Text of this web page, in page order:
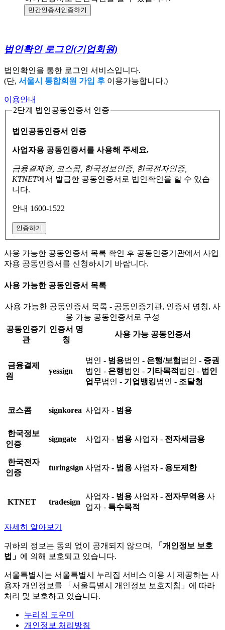
민간인증서 인증하기
법인확인 로그인(기업회원)
법인확인을 통한 로그인 서비스입니다.
(단, 서울시 통합회원 가입 후 이용가능합니다.)
이용안내
2단계 법인공동인증서 인증
법인공동인증서 인증
사업자용 공동인증서를 사용해 주세요.
금융결제원, 코스콤, 한국정보인증, 한국전자인증,
KTNET에서 발급한 공동인증서로 법인확인을 할 수 있습
니다.
안내 1600-1522
인증하기
사용 가능한 공동인증서 목록 확인 후 공동인증기관에서 사업
자용 공동인증서를 신청하시기 바랍니다.
사용 가능한 공동인증서 목록
사용 가능한 공동인증서 목록 - 공동인증기관, 인증서 명칭, 사
용 가능 공동인증서로 구성
공동인증기
관
인증서 명
칭
사용 가능 공동인증서
금융결제
원
yessign
법인 - 범용법인 - 은행/보험 법인 - 증권
법인 - 은행법인 - 기타목적 법인 - 법인
업무법인 - 기업뱅킹법인 - 조달청
코스콤 signkorea 사업자 - 범용
한국정보
인증
signgate 사업자 - 범용 사업자 - 전자세금용
한국전자
인증
turingsign 사업자 - 범용 사업자 - 용도제한
KTNET tradesign
사업자 - 범용 사업자 - 전자무역용 사
업자 - 특수목적
자세히 알아보기
귀하의 정보는 동의 없이 공개되지 않으며,
「개인정보 보호
법」 에 의해 보호되고 있습니다.
서울특별시는 서울특별시 누리집 서비스 이용 시 제공하는 사
용자 개인정보를 「서울특별시 개인정보 보호지침」에 따라
처리 및 보호하고 있습니다.
누리집 도우미
개인정보 처리방침